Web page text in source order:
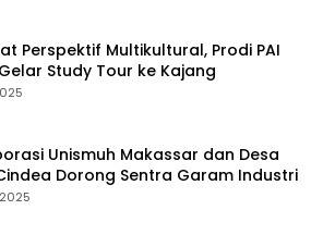
Perspektif Multikultural, Prodi PAI
Study Tour ke Kajang
Unismuh Makassar dan Desa
Dorong Sentra Garam Industri